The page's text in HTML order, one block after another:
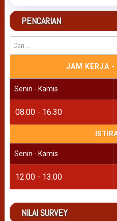
PENCARIAN
JAM KERJA -
Senin - Kamis
08.00 - 16.30
Senin - Kamis
12.00 - 13.00
NILAI SURVEY